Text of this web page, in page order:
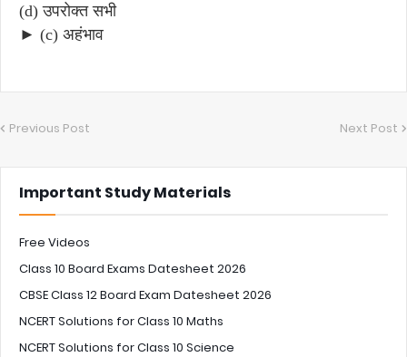
(d) उपरोक्त सभी
► (c) अहंभाव
Previous Post Next Post
Important Study Materials
Free Videos
Class 10 Board Exams Datesheet 2026
CBSE Class 12 Board Exam Datesheet 2026
NCERT Solutions for Class 10 Maths
NCERT Solutions for Class 10 Science